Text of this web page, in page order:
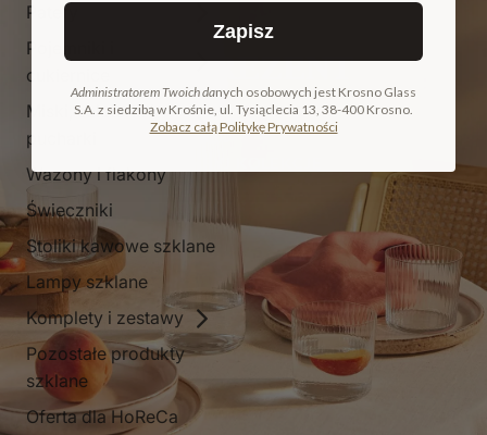
Patery
Pojemniki i
cukiernice
Miski, salaterki i
pucharki
Wazony i flakony
Świeczniki
Stoliki kawowe szklane
Lampy szklane
Komplety i zestawy
Pozostałe produkty
szklane
Oferta dla HoReCa
NA PREZENT
COLLECTION
Zapisz
Administratorem Twoich danych osobowych jest Krosno Glass
S.A. z siedzibą w Krośnie, ul. Tysiąclecia 13, 38-400 Krosno.
Zobacz całą Politykę Prywatności